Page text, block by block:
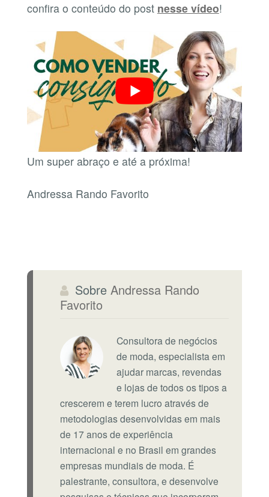
confira o conteúdo do post nesse vídeo!
Um super abraço e até a próxima!
Andressa Rando Favorito
Sobre Andressa Rando
Favorito
Consultora de negócios
de moda, especialista em
ajudar marcas, revendas
e lojas de todos os tipos a
crescerem e terem lucro através de
metodologias desenvolvidas em mais
de 17 anos de experiência
internacional e no Brasil em grandes
empresas mundiais de moda. É
palestrante, consultora, e desenvolve